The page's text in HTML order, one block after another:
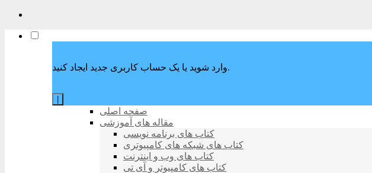
وارد شوید یا یک حساب کاربری جدید ایجاد کنید.
صفحه اصلی
مقاله های آموزشی
کتاب های برنامه نویسی
کتاب های شبکه های کامپیوتری
کتاب های وب و اینترنت
کتاب های کامپیوتر و آی تی